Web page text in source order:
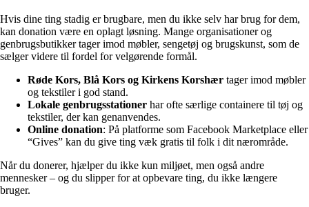
Hvis dine ting stadig er brugbare, men du ikke selv har brug for dem,
kan donation være en oplagt løsning. Mange organisationer og
genbrugsbutikker tager imod møbler, sengetøj og brugskunst, som de
sælger videre til fordel for velgørende formål.
Røde Kors, Blå Kors og Kirkens Korshær tager imod møbler
og tekstiler i god stand.
Lokale genbrugsstationer har ofte særlige containere til tøj og
tekstiler, der kan genanvendes.
Online donation: På platforme som Facebook Marketplace eller
“Gives” kan du give ting væk gratis til folk i dit nærområde.
Når du donerer, hjælper du ikke kun miljøet, men også andre
mennesker – og du slipper for at opbevare ting, du ikke længere
bruger.